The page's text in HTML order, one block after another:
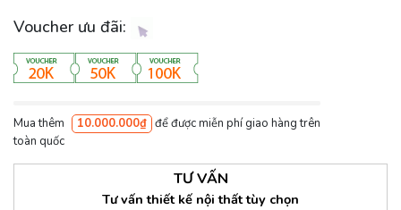
Voucher ưu đãi:
Mua thêm 10.000.000₫ để được miễn phí giao hàng trên
toàn quốc
TƯ VẤN
Tư vấn thiết kế nội thất tùy chọn